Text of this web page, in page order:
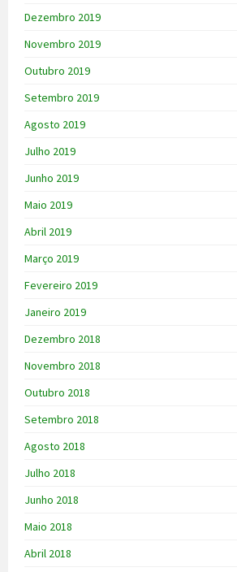
Dezembro 2019
Novembro 2019
Outubro 2019
Setembro 2019
Agosto 2019
Julho 2019
Junho 2019
Maio 2019
Abril 2019
Março 2019
Fevereiro 2019
Janeiro 2019
Dezembro 2018
Novembro 2018
Outubro 2018
Setembro 2018
Agosto 2018
Julho 2018
Junho 2018
Maio 2018
Abril 2018